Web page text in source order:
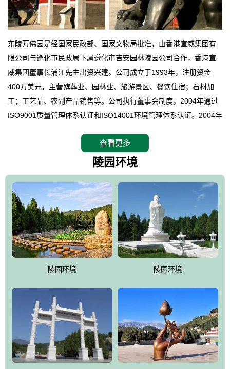
东陵万佛园是经国家民政部、国家文物局批准，由香港宣威集团有
限公司与遵化市民政局下属遵化市吉安园林陵园公司合作，香港宣
威集团董事长浦江先生出资兴建。公司成立于1993年，注册资金
400万美元，主营殡葬业、园林业、旅游景区、餐饮住宿；石材加
工；工艺品、农副产品销售等。公司执行董事会制度，2004年通过
ISO9001质量管理体系认证和ISO14001环境管理体系认证。2004年
拥有4A级旅游区头衔的花园式陵园，园内建有四星级酒店一座。
万佛园位于遵化市境内，座落在世界文化遗产清东陵地形墙内，地
形绝佳，地理位置优越，交通便利。公司以“建设全国顶级人生后花
园、打造佛教精品旅游圣地”为目标，以海外归侨、国内外知名人士
的墓地安葬、祭祀吊亡并结合旅游参观构成其主要使用功能；以苍
郁绚丽、优雅宜人的园林景观构成其外部形象。通过墓园建设与造
园手法相结合的默契操作，建成一处特色鲜明、服务周全、环境优
美、民族风格突出，与周边文物古迹交相呼应的极具吸引力的花园
式园林。
万佛园工程一期占地448亩，目前完成投资近12亿元人民币，园区采
用全仿古式建筑，寻求与世界文化遗产地清东陵的和谐统一，在园
区建设中寻求陵园建设与景区建设的有机融合，充分发挥独一无二
的地形优势，打造现代艺术园林，建设旅游景观、寺庙、酒店等综
合服务设施，服务于陵园经营，使企业的多元化经营项目相互依
托、相互促进，园区绿化覆盖率达90%。
查看更多
陵园环境
陵园环境 陵园环境